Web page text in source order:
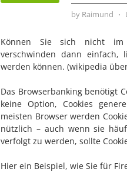
by Raimund ⋅
Können Sie sich nicht im
verschwinden dann einfach,
werden können. (wikipedia
Das Browserbanking benötigt
keine Option, Cookies
meisten Browser werden
nützlich – auch wenn sie
verfolgt zu werden, sollte
Hier ein Beispiel, wie Sie für